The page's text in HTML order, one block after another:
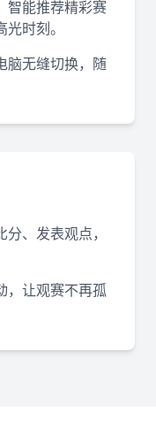
智能推荐精彩赛
时刻。
脑无缝切换，随
、发表观点，
，让观赛不再孤